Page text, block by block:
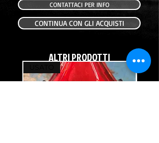
CONTATTACI PER INFO
CONTINUA CON GLI ACQUISTI
ALTRI PRODOTTI